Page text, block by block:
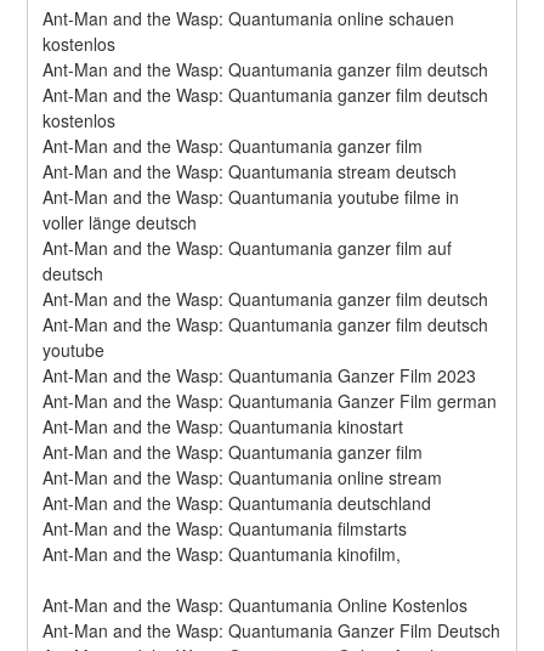
Ant-Man and the Wasp: Quantumania online schauen
kostenlos
Ant-Man and the Wasp: Quantumania ganzer film deutsch
Ant-Man and the Wasp: Quantumania ganzer film deutsch
kostenlos
Ant-Man and the Wasp: Quantumania ganzer film
Ant-Man and the Wasp: Quantumania stream deutsch
Ant-Man and the Wasp: Quantumania youtube filme in
voller länge deutsch
Ant-Man and the Wasp: Quantumania ganzer film auf
deutsch
Ant-Man and the Wasp: Quantumania ganzer film deutsch
Ant-Man and the Wasp: Quantumania ganzer film deutsch
youtube
Ant-Man and the Wasp: Quantumania Ganzer Film 2023
Ant-Man and the Wasp: Quantumania Ganzer Film german
Ant-Man and the Wasp: Quantumania kinostart
Ant-Man and the Wasp: Quantumania ganzer film
Ant-Man and the Wasp: Quantumania online stream
Ant-Man and the Wasp: Quantumania deutschland
Ant-Man and the Wasp: Quantumania filmstarts
Ant-Man and the Wasp: Quantumania kinofilm,
Ant-Man and the Wasp: Quantumania Online Kostenlos
Ant-Man and the Wasp: Quantumania Ganzer Film Deutsch